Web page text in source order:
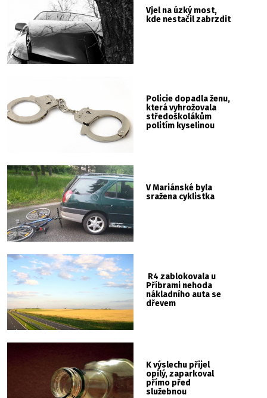
Vjel na úzký most,
kde nestačil zabrzdit
Policie dopadla ženu,
která vyhrožovala
středoškolákům
politím kyselinou
V Mariánské byla
sražena cyklistka
R4 zablokovala u
Příbrami nehoda
nákladního auta se
dřevem
K výslechu přijel
opilý, zaparkoval
přímo před
služebnou